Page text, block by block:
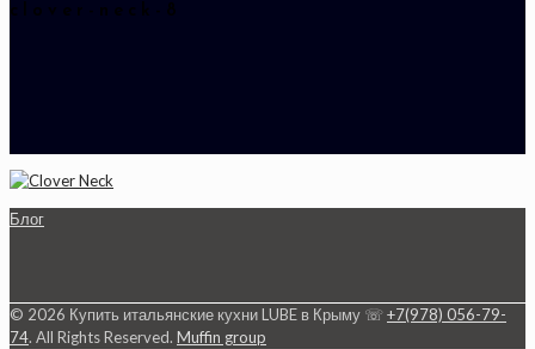
clover-neck-8
Блог
© 2026 Купить итальянские кухни LUBE в Крыму ☏+7(978) 056-79-
74. All Rights Reserved. Muffin group